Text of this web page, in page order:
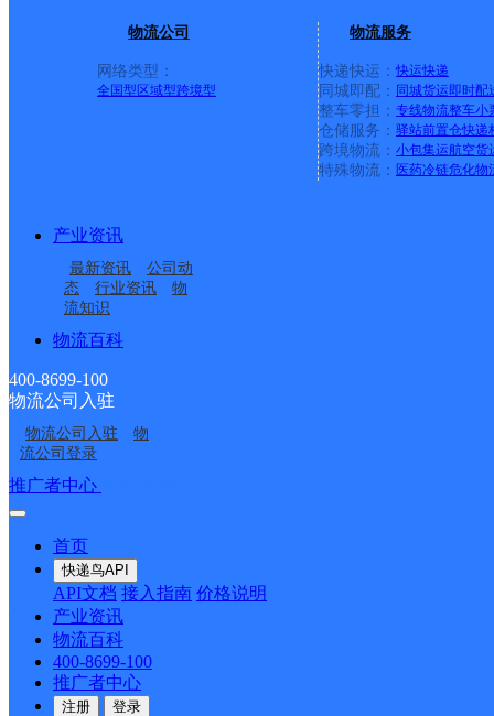
物流公司
网络类型：
全国型 区域型跨境型
物流服务
快递快运： 快运快递
同城即配： 同城货运即时配
整车零担： 专线物流整车小
仓储服务： 驿站前置仓快递
跨境物流： 小包集运航空货
特殊物流： 医药冷链危化物
产业资讯
最新资讯
公司动
态
行业资讯
物
流知识
物流百科
400-8699-100
物流公司入驻
物流公司入驻
物
流公司登录
推广者中心
首页
快递鸟API
API文档 接入指南 价格说明
产业资讯
物流百科
400-8699-100
推广者中心
注册 登录
民寄存分部
安徽凤台县公司
安徽凤台县公司新集分
部
安徽凤台县公司朱马店
便民寄存点分部
安徽凤台县公司夏集便
民寄存点分部
凤台县新集镇合作点
ID11028
焦岗乡邮政所
接口API
API接口 DEMO下载
关于我们
公司介绍 企业动态
合作伙伴 快递鸟接口服务协议
户隐私政策